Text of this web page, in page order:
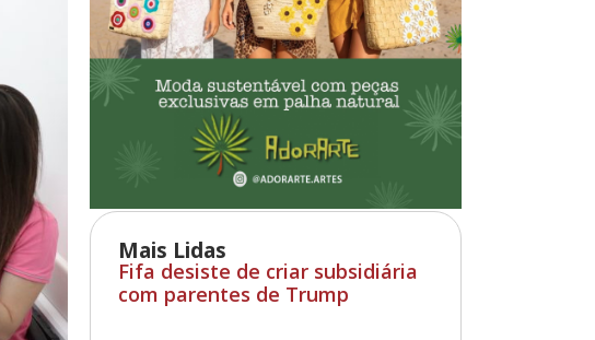
Mais Lidas
Fifa desiste de criar subsidiária
com parentes de Trump